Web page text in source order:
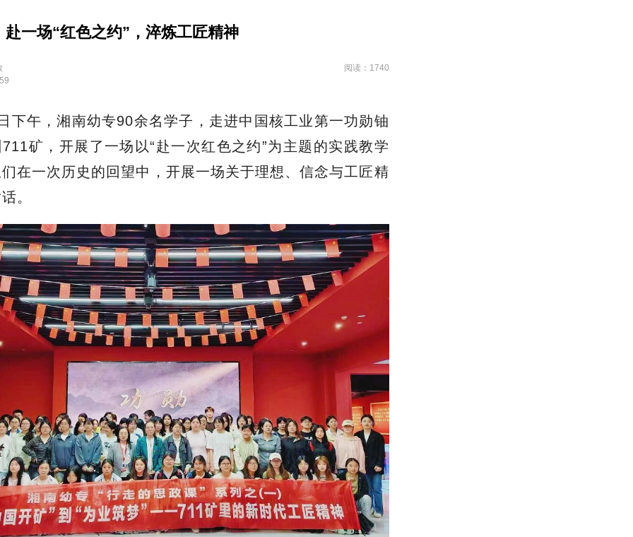
赴一场“红色之约”，淬炼工匠精神
阅读：1740
下午，湘南幼专90余名学子，走进中国核工业第一功勋铀
矿，开展了一场以“赴一次红色之约”为主题的实践教学
在一次历史的回望中，开展一场关于理想、信念与工匠精
。